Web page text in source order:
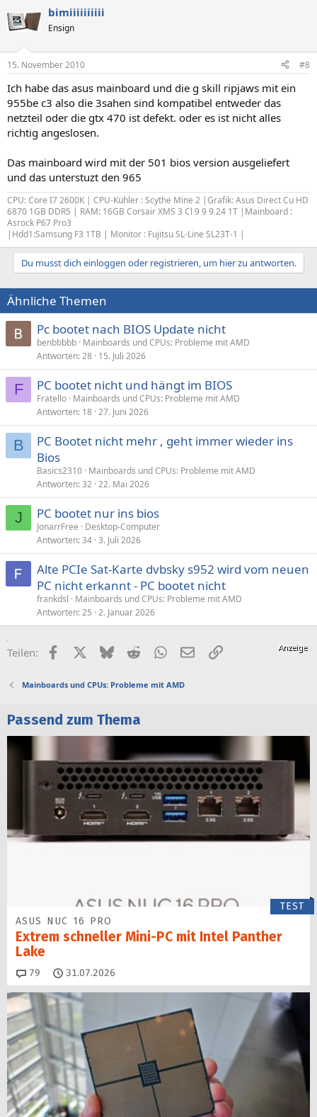
bimiiiiiiiiii
Ensign
15. November 2010 #8
Ich habe das asus mainboard und die g skill ripjaws mit ein
955be c3 also die 3sahen sind kompatibel entweder das
netzteil oder die gtx 470 ist defekt. oder es ist nicht alles
richtig angeslosen.
Das mainboard wird mit der 501 bios version ausgeliefert
und das unterstuzt den 965
CPU: Core I7 2600K | CPU-Kühler : Scythe Mine 2 |Grafik: Asus Direct Cu HD
6870 1GB DDR5 | RAM: 16GB Corsair XMS 3 Cl 9 9 9 24 1T |Mainboard :
Asrock P67 Pro3
|Hdd1:Samsung F3 1TB | Monitor : Fujitsu SL-Line SL23T-1 |
Du musst dich einloggen oder registrieren, um hier zu antworten.
Ähnliche Themen
Pc bootet nach BIOS Update nicht
benbbbbb Mainboards und CPUs: Probleme mit AMD
Antworten 28 15. Juli 2026
F PC bootet nicht und hängt im BIOS
Fratello Mainboards und CPUs: Probleme mit AMD
Antworten 18 27. Juni 2026
B
PC Bootet nicht mehr , geht immer wieder ins
Bios
Basics2310 Mainboards und CPUs: Probleme mit AMD
Antworten 32 22. Mai 2026
J PC bootet nur ins bios
JonarrFree
Desktop-Computer
Antworten 34 3. Juli 2026
Alte PCIe Sat-Karte dvbsky s952 wird vom neuen
PC nicht erkannt - PC bootet nicht
frankdsl
Mainboards und CPUs: Probleme mit AMD
Antworten 25 2. Januar 2026
Teilen: FacebookX (Twitter)
BlueskyRedditWhatsApp
E-MailLink
Mainboards und CPUs: Probleme mit AMD
Passend zum Thema
TEST
ASUS NUC 16 PRO
Extrem schneller Mini-PC mit Intel Panther
Lake
79 Kommentare
31.07.2026